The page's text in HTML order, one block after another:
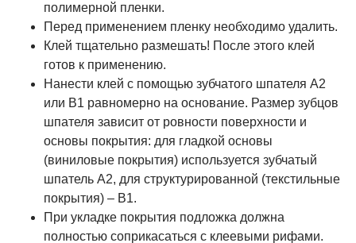
полимерной пленки.
Перед применением пленку необходимо удалить.
Клей тщательно размешать! После этого клей
готов к применению.
Нанести клей с помощью зубчатого шпателя А2
или В1 равномерно на основание. Размер зубцов
шпателя зависит от ровности поверхности и
основы покрытия: для гладкой основы
(виниловые покрытия) используется зубчатый
шпатель А2, для структурированной (текстильные
покрытия) – B1.
При укладке покрытия подложка должна
полностью соприкасаться с клеевыми рифами.